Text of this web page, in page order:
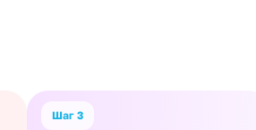
Шаг 3